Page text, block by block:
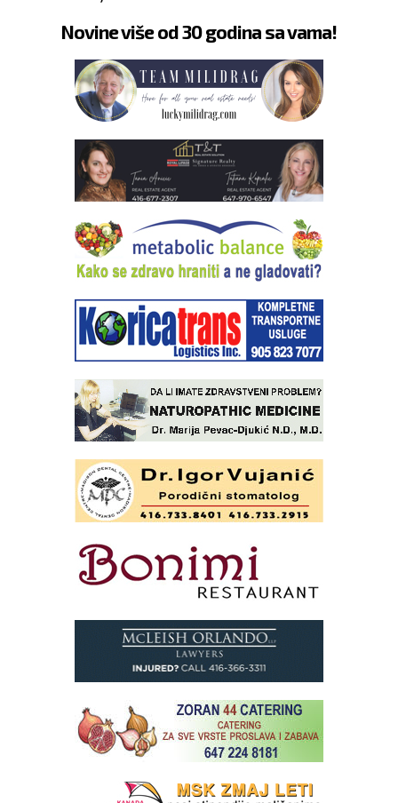
Novine više od 30 godina sa vama!